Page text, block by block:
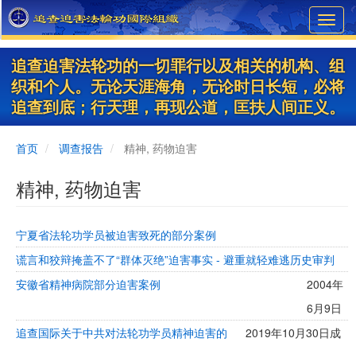
Skip
to
main
content
追查迫害法轮功的一切罪行以及相关的机构、组
织和个人。无论天涯海角，无论时日长短，必将
追查到底；行天理，再现公道，匡扶人间正义。
首页 调查报告 精神, 药物迫害
精神, 药物迫害
宁夏省法轮功学员被迫害致死的部分案例
谎言和狡辩掩盖不了“群体灭绝”迫害事实 - 避重就轻难逃历史审判
安徽省精神病院部分迫害案例
2004年
6月9日
追查国际关于中共对法轮功学员精神迫害的
2019年10月30日成